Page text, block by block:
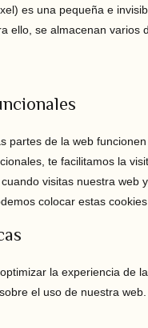
es una pequeña e
ello, se almacenan varios
partes de la web
te facilitamos la
visitas nuestra
colocar estas
la experiencia de
el uso de nuestra